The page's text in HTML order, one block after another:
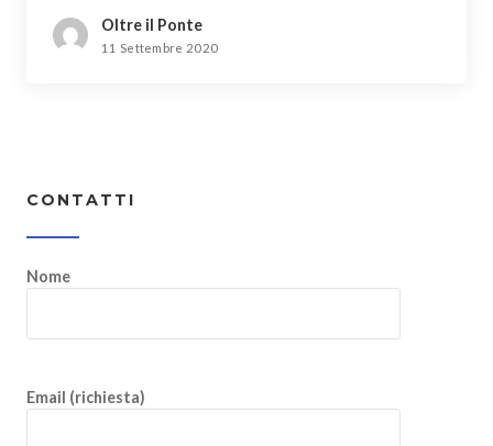
Oltre il Ponte
11 Settembre 2020
CONTATTI
Nome
Email (richiesta)